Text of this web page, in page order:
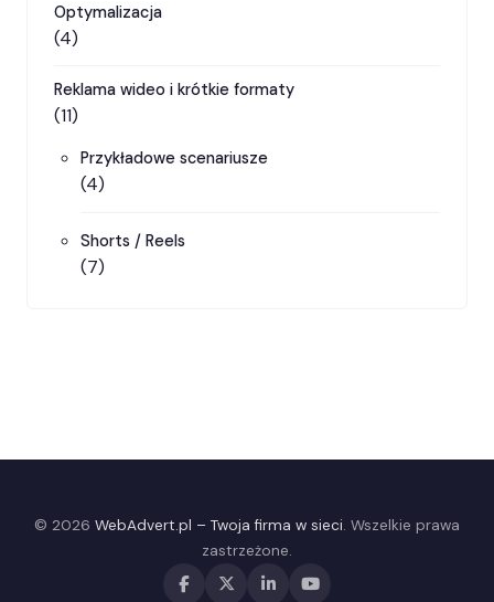
Optymalizacja
(4)
Reklama wideo i krótkie formaty
(11)
Przykładowe scenariusze
(4)
Shorts / Reels
(7)
© 2026 WebAdvert.pl – Twoja firma w sieci. Wszelkie prawa
zastrzeżone.